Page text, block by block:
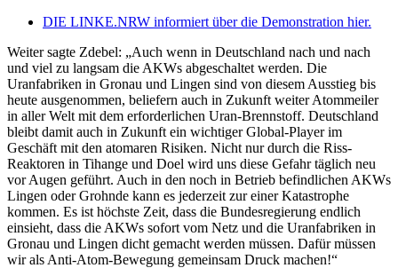
DIE LINKE.NRW informiert über die Demonstration hier.
Weiter sagte Zdebel: „Auch wenn in Deutschland nach und nach
und viel zu langsam die AKWs abgeschaltet werden. Die
Uranfabriken in Gronau und Lingen sind von diesem Ausstieg bis
heute ausgenommen, beliefern auch in Zukunft weiter Atommeiler
in aller Welt mit dem erforderlichen Uran-Brennstoff. Deutschland
bleibt damit auch in Zukunft ein wichtiger Global-Player im
Geschäft mit den atomaren Risiken. Nicht nur durch die Riss-
Reaktoren in Tihange und Doel wird uns diese Gefahr täglich neu
vor Augen geführt. Auch in den noch in Betrieb befindlichen AKWs
Lingen oder Grohnde kann es jederzeit zur einer Katastrophe
kommen. Es ist höchste Zeit, dass die Bundesregierung endlich
einsieht, dass die AKWs sofort vom Netz und die Uranfabriken in
Gronau und Lingen dicht gemacht werden müssen. Dafür müssen
wir als Anti-Atom-Bewegung gemeinsam Druck machen!“